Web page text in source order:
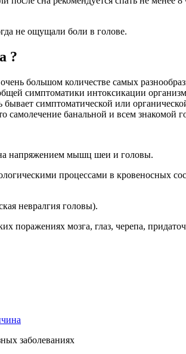
не ощущали боли в голове.
?
большом количестве самых
симптоматики интоксикации
бывает симптоматической или
банальной и всем знакомой
напряжением мышц шеи и головы.
процессами в кровеносных
невралгия головы).
поражениях мозга, глаз, черепа,
заболеваниях